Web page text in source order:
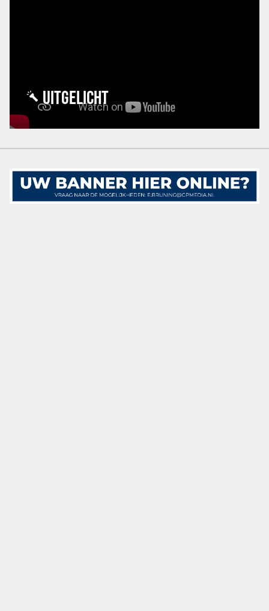
UITGELICHT